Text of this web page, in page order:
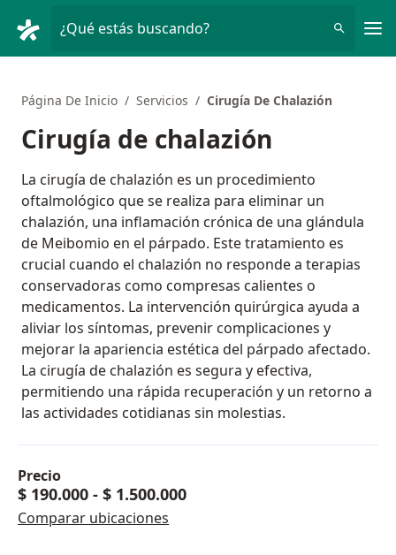
¿Qué estás buscando?
Página De Inicio Servicios Cirugía De Chalazión
Cirugía de chalazión
La cirugía de chalazión es un procedimiento
oftalmológico que se realiza para eliminar un
chalazión, una inflamación crónica de una glándula
de Meibomio en el párpado. Este tratamiento es
crucial cuando el chalazión no responde a terapias
conservadoras como compresas calientes o
medicamentos. La intervención quirúrgica ayuda a
aliviar los síntomas, prevenir complicaciones y
mejorar la apariencia estética del párpado afectado.
La cirugía de chalazión es segura y efectiva,
permitiendo una rápida recuperación y un retorno a
las actividades cotidianas sin molestias.
Precio
$ 190.000 - $ 1.500.000
Comparar ubicaciones